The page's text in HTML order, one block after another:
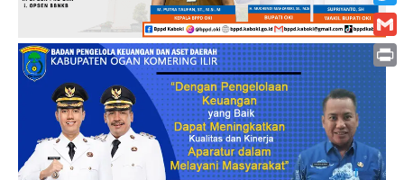
Print